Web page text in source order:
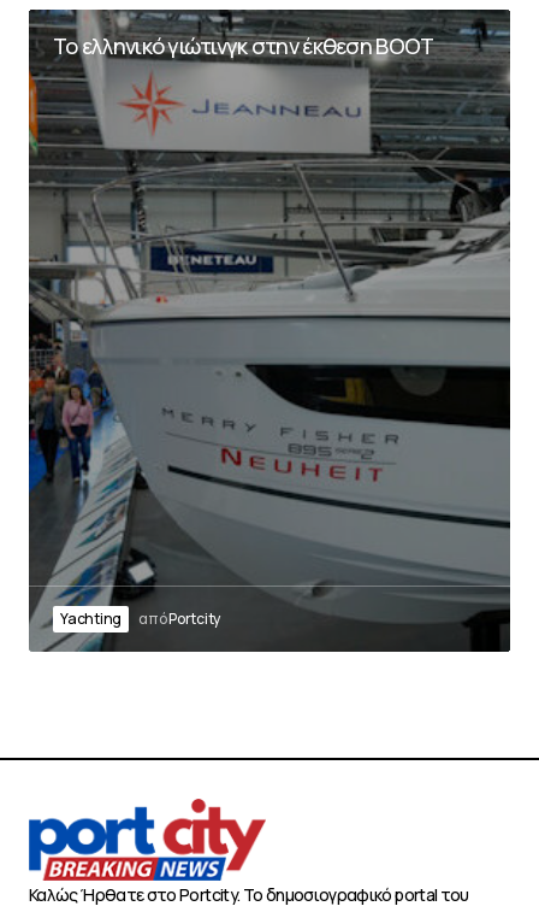
To ελληνικό γιώτινγκ στην έκθεση ΒΟΟΤ
Yachting απόPortcity
Καλώς Ήρθατε στο Portcity. Το δημοσιογραφικό portal του